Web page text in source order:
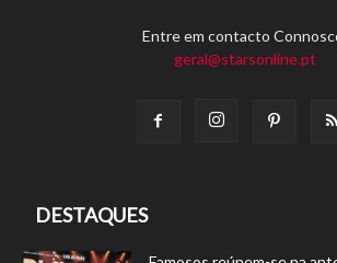
Entre em contacto
geral@starsonline.pt
DESTAQUES